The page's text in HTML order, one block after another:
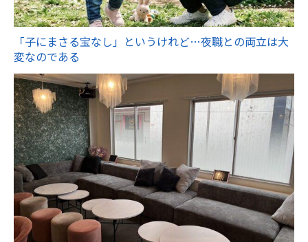
「子にまさる宝なし」というけれど…夜職との両立は大
変なのである